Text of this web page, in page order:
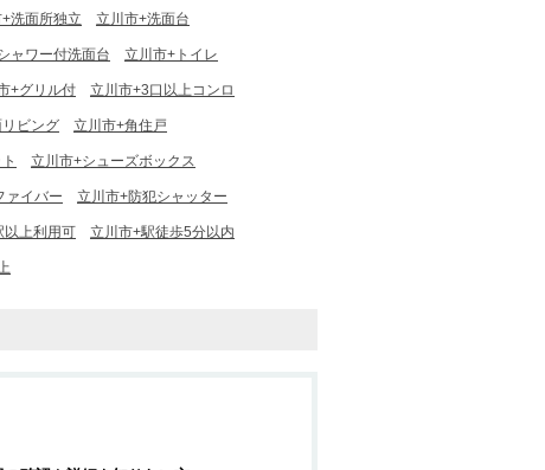
洗面所独立 立川市+洗面台
ャワー付洗面台 立川市+トイレ
+グリル付 立川市+3口以上コンロ
ビング 立川市+角住戸
立川市+シューズボックス
ァイバー 立川市+防犯シャッター
以上利用可 立川市+駅徒歩5分以内